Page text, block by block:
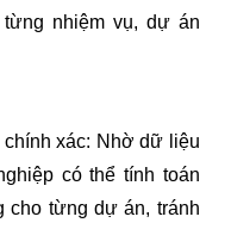
nhiệm vụ, dự án
xác: Nhờ dữ liệu
có thể tính toán
cho từng dự án, tránh